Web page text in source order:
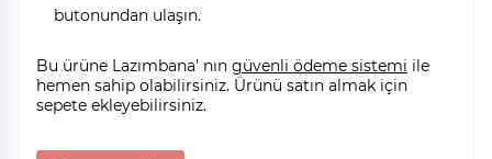
butonundan ulaşın.
Bu ürüne Lazımbana' nın güvenli ödeme sistemi ile
hemen sahip olabilirsiniz. Ürünü satın almak için
sepete ekleyebilirsiniz.